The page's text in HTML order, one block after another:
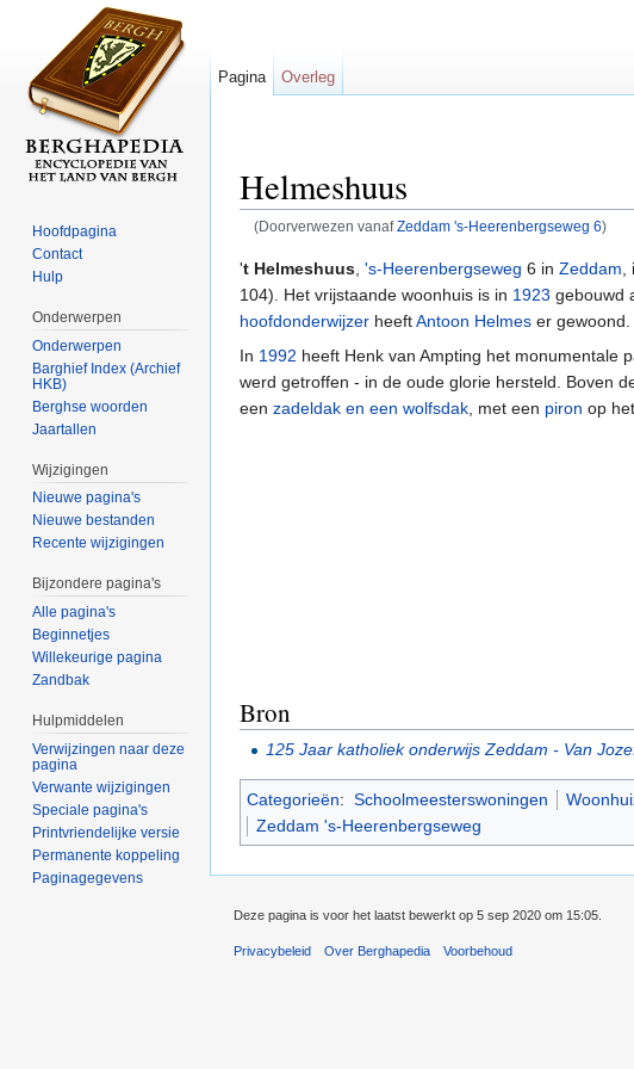
Helmeshuus
(Doorverwezen vanafZeddam 's-Heerenbergseweg 6)
't Helmeshuus 's-Heerenbergseweg 6 in Zeddam
104). Het vrijstaande woonhuis is in 1923 gebouwd
hoofdonderwijzer heeftAntoon Helmes er gewoond.
In 1992 heeft Henk van Ampting het monumentale
werd getroffen - in de oude glorie hersteld. Boven
een zadeldak en een wolfsdak , met een piron op
Bron
125 Jaar katholiek onderwijs Zeddam - Van
Categorieën: Schoolmeesterswoningen
Zeddam 's-Heerenbergseweg
Pagina Overleg
Hoofdpagina
Contact
Hulp
Onderwerpen
Onderwerpen
Barghief Index (Archief
HKB)
Berghse woorden
Jaartallen
Wijzigingen
Nieuwe pagina's
Nieuwe bestanden
Recente wijzigingen
Bijzondere pagina's
Alle pagina's
Beginnetjes
Willekeurige pagina
Zandbak
Hulpmiddelen
Verwijzingen naar deze
pagina
Verwante wijzigingen
Speciale pagina's
Printvriendelijke versie
Permanente koppeling
Paginagegevens
Deze pagina is voor het laatst bewerkt op 5 sep 2020 om 15:05.
Privacybeleid Over Berghapedia Voorbehoud